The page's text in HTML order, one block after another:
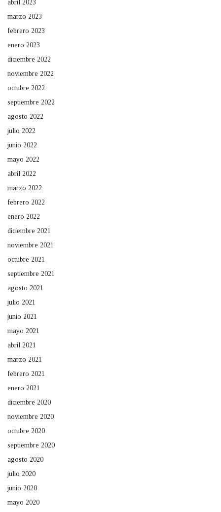
abril 2023
marzo 2023
febrero 2023
enero 2023
diciembre 2022
noviembre 2022
octubre 2022
septiembre 2022
agosto 2022
julio 2022
junio 2022
mayo 2022
abril 2022
marzo 2022
febrero 2022
enero 2022
diciembre 2021
noviembre 2021
octubre 2021
septiembre 2021
agosto 2021
julio 2021
junio 2021
mayo 2021
abril 2021
marzo 2021
febrero 2021
enero 2021
diciembre 2020
noviembre 2020
octubre 2020
septiembre 2020
agosto 2020
julio 2020
junio 2020
mayo 2020